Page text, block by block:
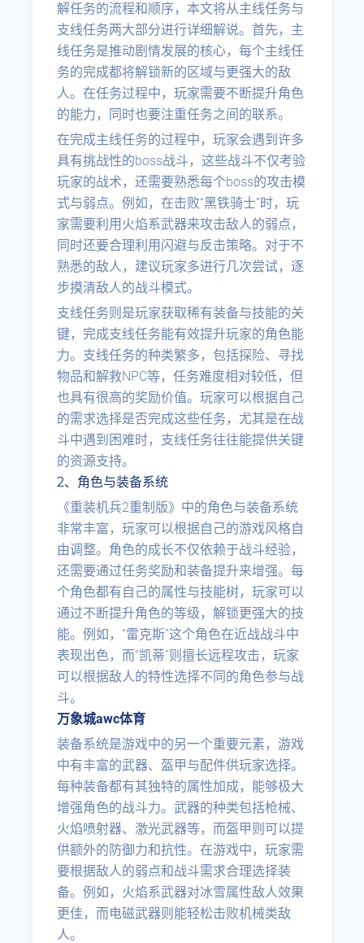
解任务的流程和顺序，本文将从主线任务与
支线任务两大部分进行详细解说。首先，主
线任务是推动剧情发展的核心，每个主线任
务的完成都将解锁新的区域与更强大的敌
人。在任务过程中，玩家需要不断提升角色
的能力，同时也要注重任务之间的联系。
在完成主线任务的过程中，玩家会遇到许多
具有挑战性的boss战斗，这些战斗不仅考验
玩家的战术，还需要熟悉每个boss的攻击模
式与弱点。例如，在击败“黑铁骑士”时，玩
家需要利用火焰系武器来攻击敌人的弱点，
同时还要合理利用闪避与反击策略。对于不
熟悉的敌人，建议玩家多进行几次尝试，逐
步摸清敌人的战斗模式。
支线任务则是玩家获取稀有装备与技能的关
键，完成支线任务能有效提升玩家的角色能
力。支线任务的种类繁多，包括探险、寻找
物品和解救NPC等，任务难度相对较低，但
也具有很高的奖励价值。玩家可以根据自己
的需求选择是否完成这些任务，尤其是在战
斗中遇到困难时，支线任务往往能提供关键
的资源支持。
2、角色与装备系统
《重装机兵2重制版》中的角色与装备系统
非常丰富，玩家可以根据自己的游戏风格自
由调整。角色的成长不仅依赖于战斗经验，
还需要通过任务奖励和装备提升来增强。每
个角色都有自己的属性与技能树，玩家可以
通过不断提升角色的等级，解锁更强大的技
能。例如，“雷克斯”这个角色在近战战斗中
表现出色，而“凯蒂”则擅长远程攻击，玩家
可以根据敌人的特性选择不同的角色参与战
斗。
万象城awc体育
装备系统是游戏中的另一个重要元素，游戏
中有丰富的武器、盔甲与配件供玩家选择。
每种装备都有其独特的属性加成，能够极大
增强角色的战斗力。武器的种类包括枪械、
火焰喷射器、激光武器等，而盔甲则可以提
供额外的防御力和抗性。在游戏中，玩家需
要根据敌人的弱点和战斗需求合理选择装
备。例如，火焰系武器对冰雪属性敌人效果
更佳，而电磁武器则能轻松击败机械类敌
人。